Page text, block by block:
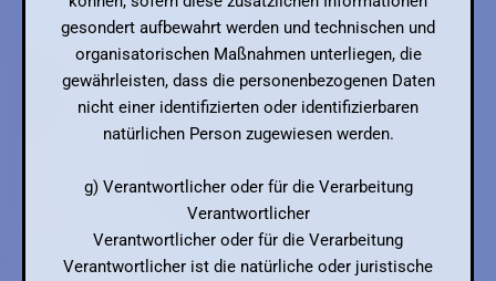
gesondert aufbewahrt werden und technischen und
organisatorischen Maßnahmen unterliegen, die
gewährleisten, dass die personenbezogenen Daten
nicht einer identifizierten oder identifizierbaren
natürlichen Person zugewiesen werden.
g) Verantwortlicher oder für die Verarbeitung
Verantwortlicher
Verantwortlicher oder für die Verarbeitung
Verantwortlicher ist die natürliche oder juristische